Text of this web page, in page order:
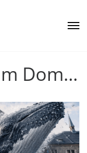
Dom…